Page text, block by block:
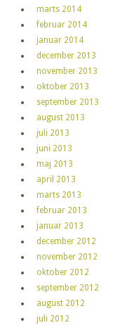
marts 2014
februar 2014
januar 2014
december 2013
november 2013
oktober 2013
september 2013
august 2013
juli 2013
juni 2013
maj 2013
april 2013
marts 2013
februar 2013
januar 2013
december 2012
november 2012
oktober 2012
september 2012
august 2012
juli 2012